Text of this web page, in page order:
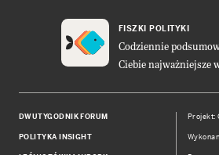
FISZKI POLITYKI
Codziennie
Ciebie najważniejsze
DWUTYGODNIK FORUM
POLITYKA INSIGHT
Projekt: